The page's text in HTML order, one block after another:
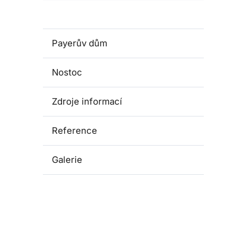
Payerův dům
Nostoc
Zdroje informací
Reference
Galerie